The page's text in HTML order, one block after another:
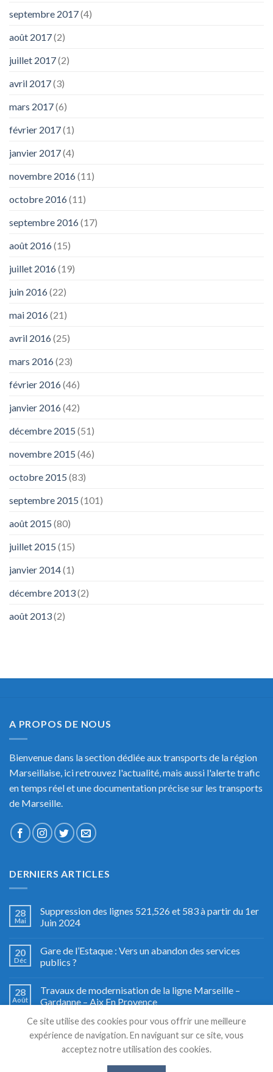
septembre 2017(4)
août 2017(2)
juillet 2017(2)
avril 2017(3)
mars 2017(6)
février 2017(1)
janvier 2017(4)
novembre 2016(11)
octobre 2016(11)
septembre 2016(17)
août 2016(15)
juillet 2016(19)
juin 2016(22)
mai 2016(21)
avril 2016(25)
mars 2016(23)
février 2016(46)
janvier 2016(42)
décembre 2015 (51)
novembre 2015 (46)
octobre 2015 (83)
septembre 2015 (101)
août 2015 (80)
juillet 2015 (15)
janvier 2014(1)
décembre 2013(2)
août 2013(2)
A PROPOS DE NOUS
Bienvenue dans la section dédiée aux transports de la région
Marseillaise, ici retrouvez l'actualité, mais aussi l'alerte trafic
en temps réel et une documentation précise sur les transports
de Marseille.
DERNIERS ARTICLES
28
Mai
Suppression des lignes 521,526 et 583 à partir du 1er
Juin 2024
20
Déc
Gare de l’Estaque : Vers un abandon des services
publics ?
28
Août
Travaux de modernisation de la ligne Marseille –
Gardanne – Aix En Provence
Fête du train à Miramas, le grand retour
Ce site utilise des cookies pour vous offrir une meilleure
expérience de navigation. En naviguant sur ce site, vous
acceptez notre utilisation des cookies.